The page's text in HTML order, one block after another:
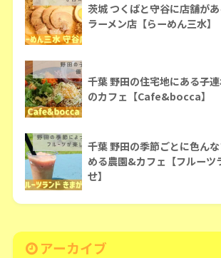
茨城 つくばと守谷に店舗が
ラーメン店【らーめん三水】
千葉 野田の住宅地にある子
のカフェ【Cafe&bocca】
千葉 野田の季節ごとに色ん
める農園&カフェ【フルーツ
せ】
アーカイブ